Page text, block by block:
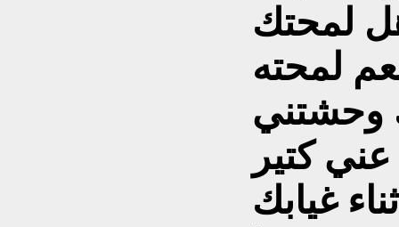
لمحتك
لمحته
وحشتني
كتير
غيابك